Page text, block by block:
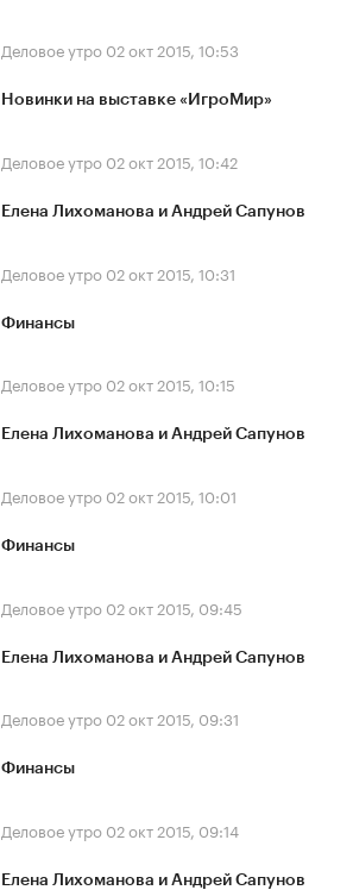
Деловое утро 02 окт 2015, 10:53
Новинки на выставке «ИгроМир»
Деловое утро 02 окт 2015, 10:42
Елена Лихоманова и Андрей Сапунов
Деловое утро 02 окт 2015, 10:31
Финансы
Деловое утро 02 окт 2015, 10:15
Елена Лихоманова и Андрей Сапунов
Деловое утро 02 окт 2015, 10:01
Финансы
Деловое утро 02 окт 2015, 09:45
Елена Лихоманова и Андрей Сапунов
Деловое утро 02 окт 2015, 09:31
Финансы
Деловое утро 02 окт 2015, 09:14
Елена Лихоманова и Андрей Сапунов